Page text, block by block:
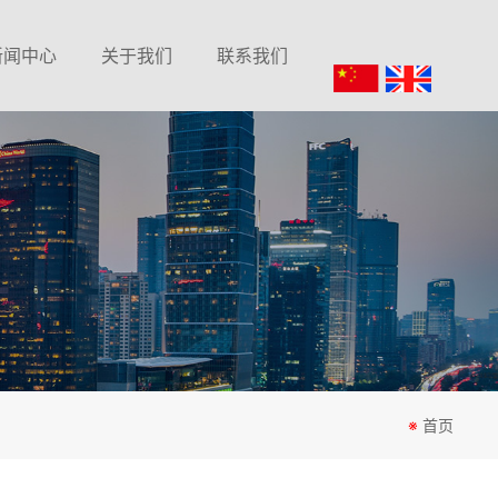
中心
司新闻
业动态
见问题
关于我们
公司简介
联系我们
在线留言
联系我们
※ 首页